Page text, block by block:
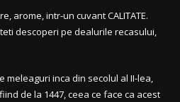
arome, intr-un cuvant CALITATE.
descoperi pe dealurile recasului,
meleaguri inca din secolul al II-lea,
de la 1447, ceea ce face ca acest